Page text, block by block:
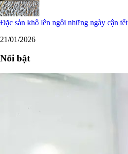
Đặc sản khô lên ngôi những ngày cận tết
21/01/2026
Nổi bật